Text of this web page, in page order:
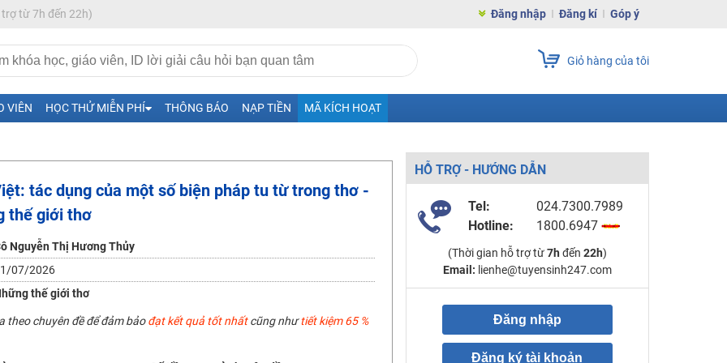
từ 7h đến 22h) Đăng nhập Đăng kí Góp ý
Giỏ hàng của tôi
VIÊN HỌC THỬ MIỄN PHÍ THÔNG BÁO NẠP TIỀN MÃ KÍCH HOẠT
ít nhất 25 điểm
(Từ 16-18/07/2025)
lai!
tác dụng của một số biện pháp tu từ trong thơ -
thế giới thơ
Nguyễn Thị Hương Thủy
07/2026
thế giới thơ
theo chuyên đề để đảm bảođạt kết quả tốt nhấtcũng nhưtiết kiệm 65 %
HỖ TRỢ - HƯỚNG DẪN
Tel:
024.7300.7989
Hotline:
1800.6947
(Thời gian hỗ trợ từ7h đến 22h)
Email: lienhe@tuyensinh247.com
Đăng nhập
Đăng ký tài khoản